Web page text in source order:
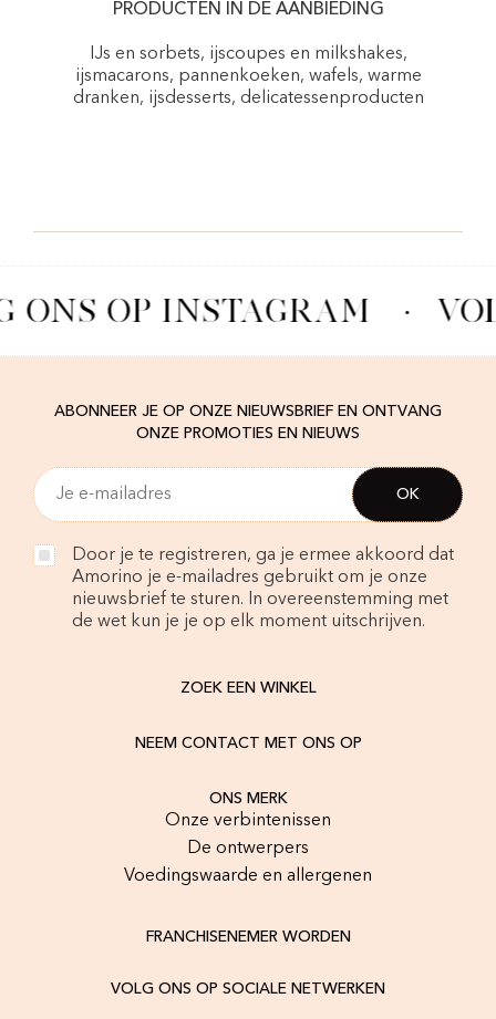
PRODUCTEN IN DE AANBIEDING
IJs en sorbets, ijscoupes en milkshakes,
ijsmacarons, pannenkoeken, wafels, warme
dranken, ijsdesserts, delicatessenproducten
ONS OP INSTAGRAM ·
ABONNEER JE OP ONZE NIEUWSBRIEF EN ONTVANG
ONZE PROMOTIES EN NIEUWS
Door je te registreren, ga je ermee akkoord dat
Amorino je e-mailadres gebruikt om je onze
nieuwsbrief te sturen. In overeenstemming met
de wet kun je je op elk moment uitschrijven.
ZOEK EEN WINKEL
NEEM CONTACT MET ONS OP
ONS MERK
Onze verbintenissen
De ontwerpers
Voedingswaarde en allergenen
FRANCHISENEMER WORDEN
VOLG ONS OP SOCIALE NETWERKEN